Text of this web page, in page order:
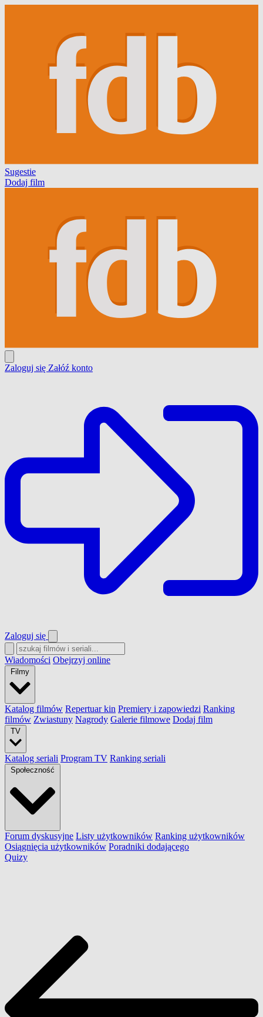
Sugestie
Dodaj film
Zaloguj się Załóź konto
Zaloguj się
Wiadomości Obejrzyj online
Filmy
Katalog filmów Repertuar kin Premiery i zapowiedzi Ranking
filmów Zwiastuny Nagrody Galerie filmowe Dodaj film
TV
Katalog seriali Program TV Ranking seriali
Społeczność
Forum dyskusyjne Listy użytkowników Ranking użytkowników
Osiągnięcia użytkowników Poradniki dodającego
Quizy